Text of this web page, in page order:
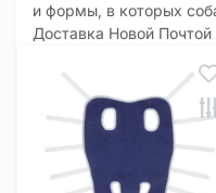
и формы, в которых
Доставка Новой